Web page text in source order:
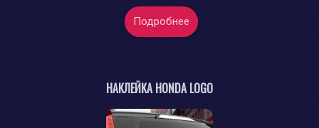
Подробнее
НАКЛЕЙКА HONDA LOGO